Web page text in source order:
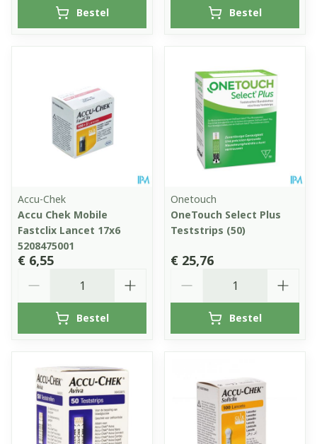
Bestel Bestel
Accu-Chek
Accu Chek Mobile
Fastclix Lancet 17x6
5208475001
€ 6,55
Bestel
Onetouch
OneTouch Select Plus
Teststrips (50)
€ 25,76
Bestel